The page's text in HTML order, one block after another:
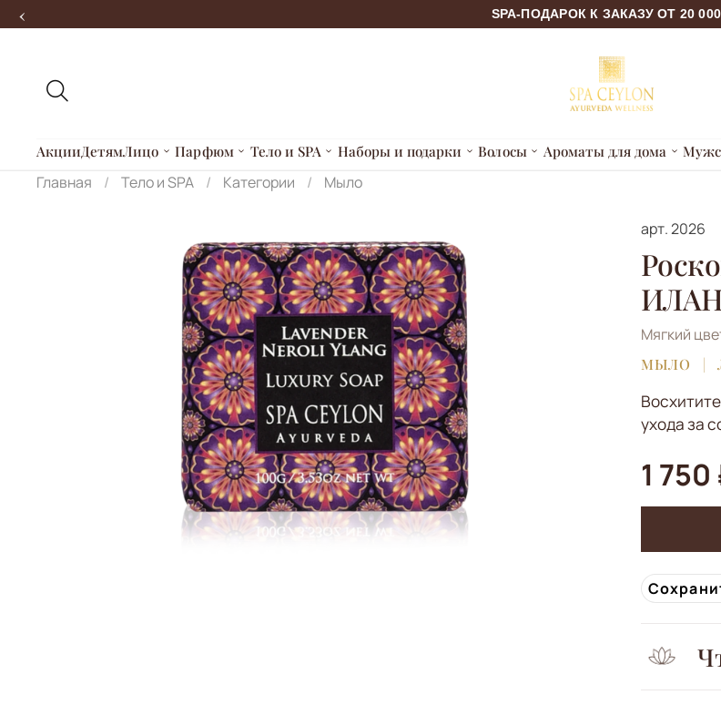
‹ SPA-ПОДАРОК К ЗАКАЗУ ОТ 20
АкцииДетямЛицо Парфюм Тело и SPA Наборы и подарки Волосы Ароматы для дома
Главная Тело и SPA Категории Мыло
арт.2026
1 750
Мягкий
МЫЛО
ухода за